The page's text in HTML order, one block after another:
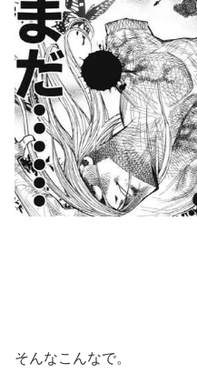
そんなこんなで。